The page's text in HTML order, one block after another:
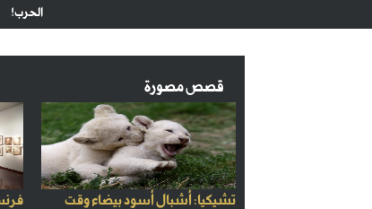
الحرب!
قصص مصورة
تشيكيا: أشبال أسود بيضاء وقت